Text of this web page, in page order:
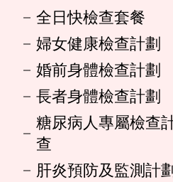
全日快檢查套餐
婦女健康檢查計劃
婚前身體檢查計劃
長者身體檢查計劃
糖尿病人專屬檢查
查
肝炎預防及監測計